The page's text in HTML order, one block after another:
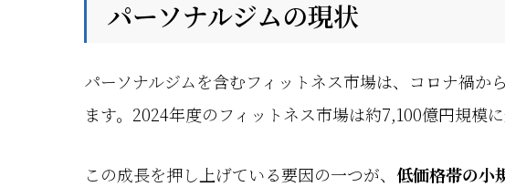
パーソナルジムの現状
パーソナルジムを含むフィットネス市場は、コロナ禍か
ます。2024年度のフィットネス市場は約7,100億円規模
この成長を押し上げている要因の一つが、 低価格帯の小